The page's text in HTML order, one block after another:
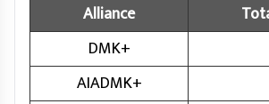
Alliance
DMK+
AIADMK+